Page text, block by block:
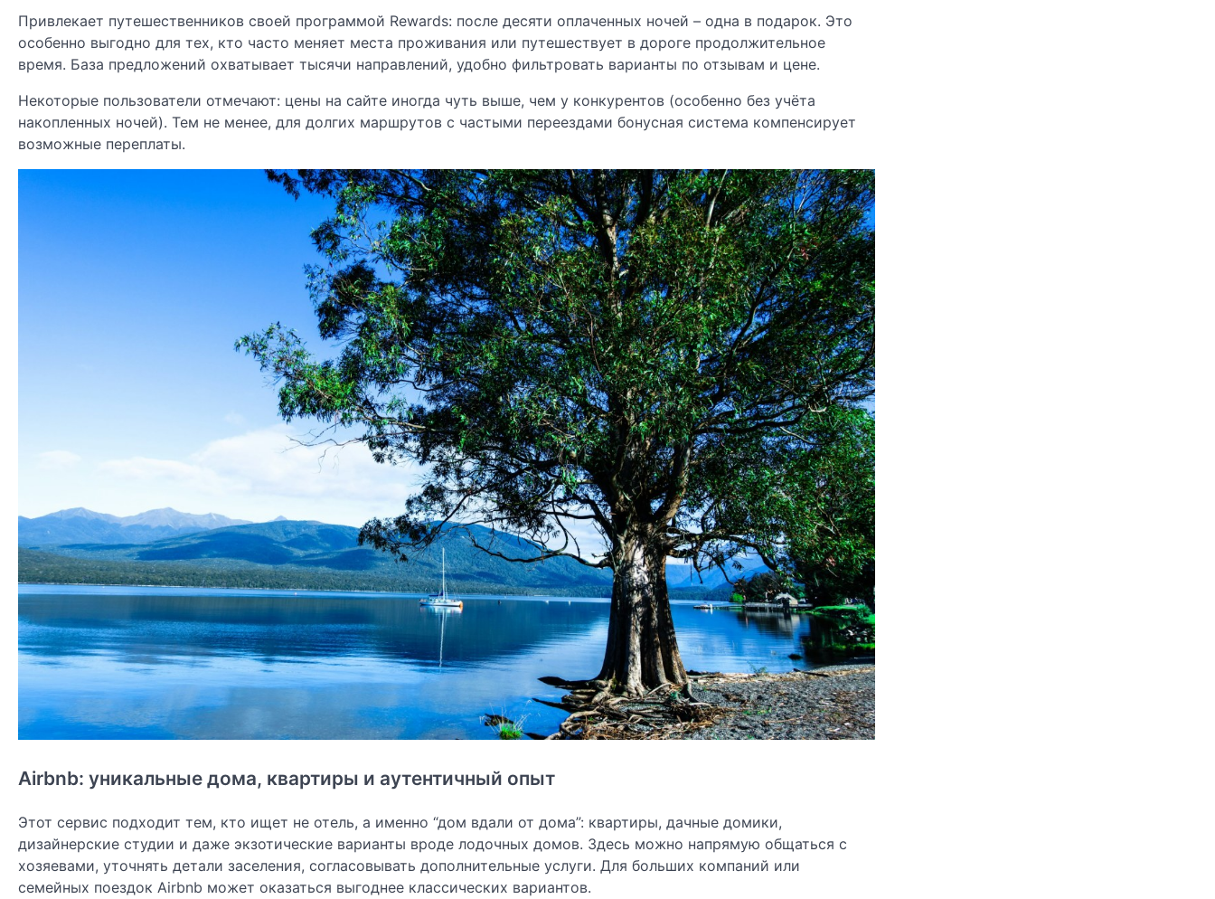
Привлекает путешественников своей программой Rewards: после десяти оплаченных ночей – одна в подарок. Это
особенно выгодно для тех, кто часто меняет места проживания или путешествует в дороге продолжительное
время. База предложений охватывает тысячи направлений, удобно фильтровать варианты по отзывам и цене.
Некоторые пользователи отмечают: цены на сайте иногда чуть выше, чем у конкурентов (особенно без учёта
накопленных ночей). Тем не менее, для долгих маршрутов с частыми переездами бонусная система компенсирует
возможные переплаты.
Airbnb: уникальные дома, квартиры и аутентичный опыт
Этот сервис подходит тем, кто ищет не отель, а именно “дом вдали от дома”: квартиры, дачные домики,
дизайнерские студии и даже экзотические варианты вроде лодочных домов. Здесь можно напрямую общаться с
хозяевами, уточнять детали заселения, согласовывать дополнительные услуги. Для больших компаний или
семейных поездок Airbnb может оказаться выгоднее классических вариантов.